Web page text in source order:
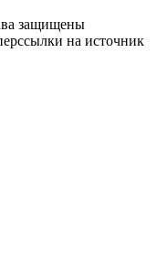
защищены
на источник